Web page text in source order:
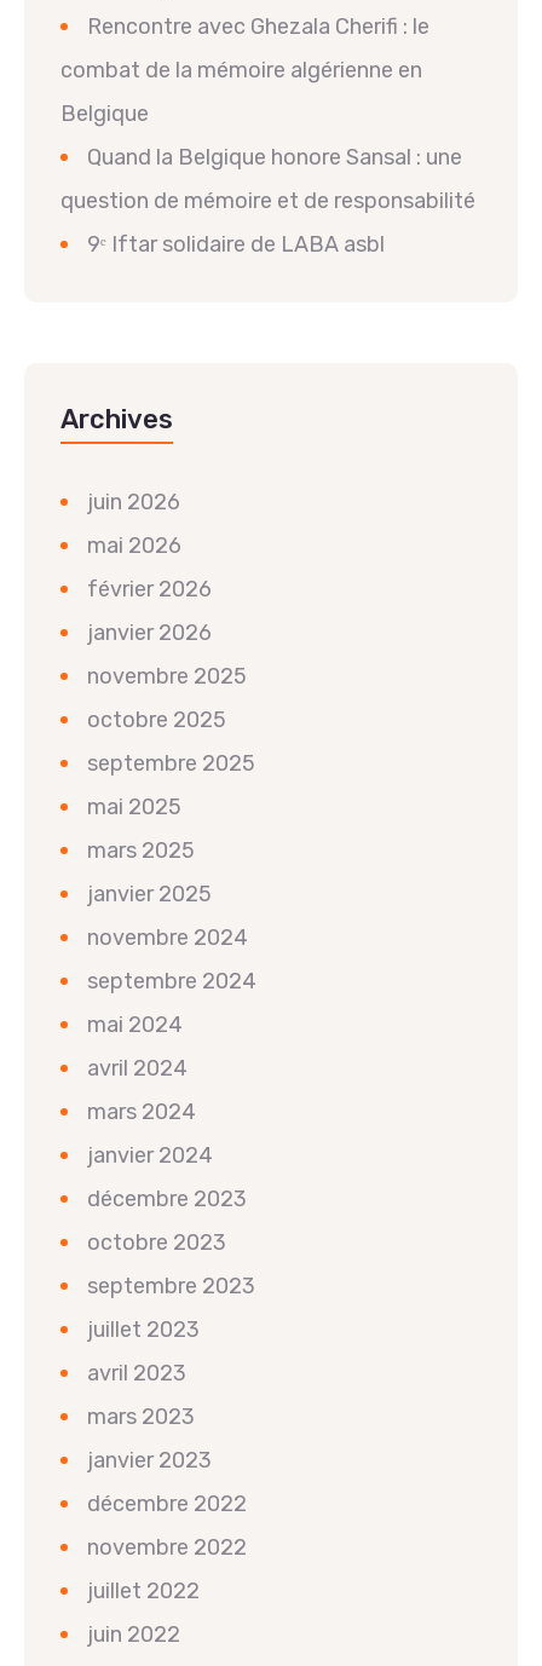
Rencontre avec Ghezala Cherifi : le
combat de la mémoire algérienne en
Belgique
Quand la Belgique honore Sansal : une
question de mémoire et de responsabilité
9ᵉ Iftar solidaire de LABA asbl
Archives
juin 2026
mai 2026
février 2026
janvier 2026
novembre 2025
octobre 2025
septembre 2025
mai 2025
mars 2025
janvier 2025
novembre 2024
septembre 2024
mai 2024
avril 2024
mars 2024
janvier 2024
décembre 2023
octobre 2023
septembre 2023
juillet 2023
avril 2023
mars 2023
janvier 2023
décembre 2022
novembre 2022
juillet 2022
juin 2022